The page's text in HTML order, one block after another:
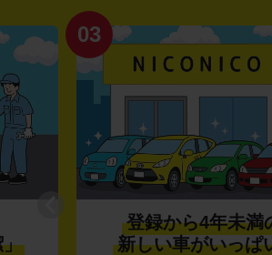
」
03
登録から4年未満
新しい車がいっぱ